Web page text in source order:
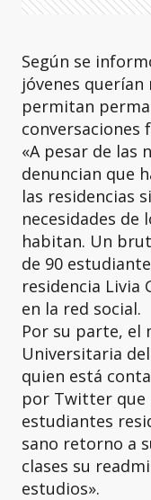
Según se
jóvenes
permitan
conversaciones
«A pesar de las
denuncian que
las residencias
necesidades de
habitan. Un
de 90
residencia Livia
en la red social.
Por su parte, el
Universitaria
quien está
por Twitter que
estudiantes
sano retorno a
clases su
estudios».